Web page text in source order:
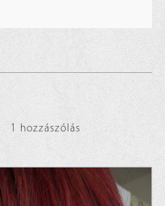
1 hozzászólás